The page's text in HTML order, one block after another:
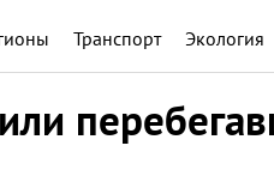
Транспорт Экология